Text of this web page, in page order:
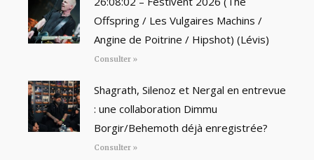
Offspring / Les Vulgaires Machins /
Angine de Poitrine / Hipshot) (Lévis)
Consulter »
Shagrath, Silenoz et Nergal en entrevue
: une collaboration Dimmu
Borgir/Behemoth déjà enregistrée?
Consulter »